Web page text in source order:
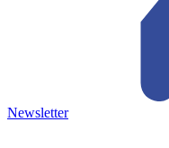
Newsletter